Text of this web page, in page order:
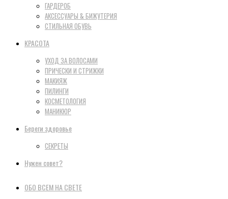
ГАРДЕРОБ
АКСЕССУАРЫ & БИЖУТЕРИЯ
СТИЛЬНАЯ ОБУВЬ
КРАСОТА
УХОД ЗА ВОЛОСАМИ
ПРИЧЕСКИ И СТРИЖКИ
МАКИЯЖ
ПИЛИНГИ
КОСМЕТОЛОГИЯ
МАНИКЮР
Береги здоровье
СЕКРЕТЫ
Нужен совет?
ОБО ВСЕМ НА СВЕТЕ